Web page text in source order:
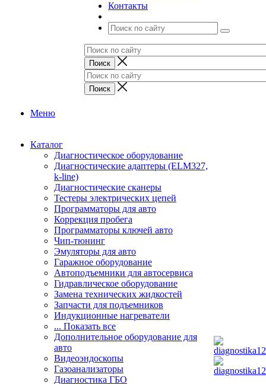
Контакты
Меню
Каталог
Диагностическое оборудование
Диагностические адаптеры (ELM327,
k-line)
Диагностические сканеры
Тестеры электрических цепей
Программаторы для авто
Коррекция пробега
Программаторы ключей авто
Чип-тюнинг
Эмуляторы для авто
Гаражное оборудование
Автоподъемники для автосервиса
Гидравлическое оборудование
Замена технических жидкостей
Запчасти для подъемников
Индукционные нагреватели
... Показать все
Дополнительное оборудование для
авто
Видеоэндоскопы
Газоанализаторы
Диагностика ГБО